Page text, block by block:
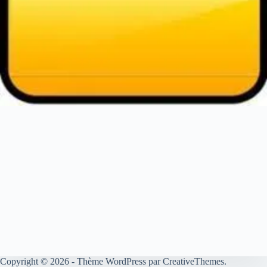
Copyright © 2026 - Thème WordPress parCreativeThemes.